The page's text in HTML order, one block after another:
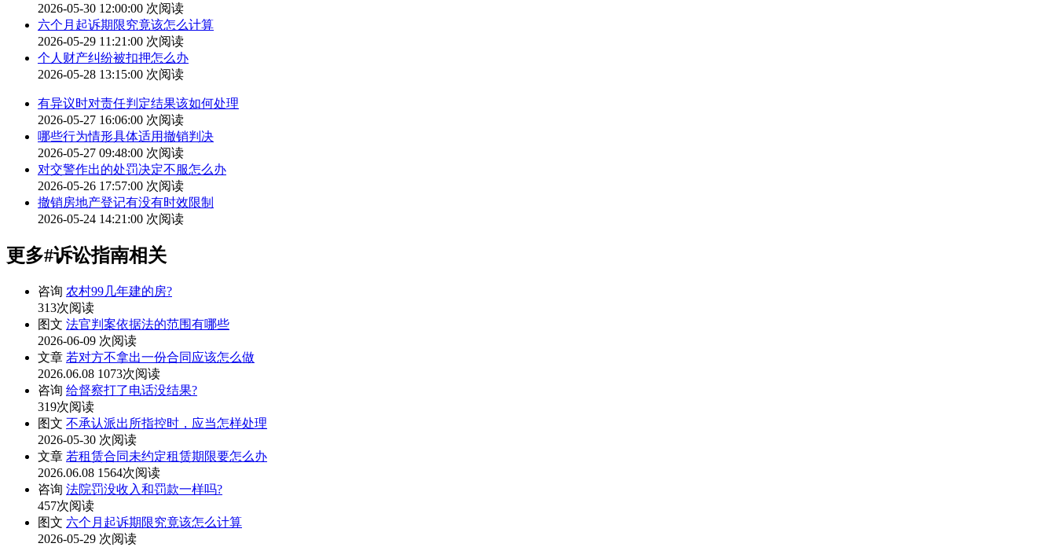
2026-05-30 12:00:00 次阅读
六个月起诉期限究竟该怎么计算
2026-05-29 11:21:00 次阅读
个人财产纠纷被扣押怎么办
2026-05-28 13:15:00 次阅读
有异议时对责任判定结果该如何处理
2026-05-27 16:06:00 次阅读
哪些行为情形具体适用撤销判决
2026-05-27 09:48:00 次阅读
对交警作出的处罚决定不服怎么办
2026-05-26 17:57:00 次阅读
撤销房地产登记有没有时效限制
2026-05-24 14:21:00 次阅读
更多#诉讼指南相关
咨询 农村99几年建的房?
313次阅读
图文 法官判案依据法的范围有哪些
2026-06-09 次阅读
文章 若对方不拿出一份合同应该怎么做
2026.06.08 1073次阅读
咨询 给督察打了电话没结果?
319次阅读
图文 不承认派出所指控时，应当怎样处理
2026-05-30 次阅读
文章 若租赁合同未约定租赁期限要怎么办
2026.06.08 1564次阅读
咨询 法院罚没收入和罚款一样吗?
457次阅读
图文 六个月起诉期限究竟该怎么计算
2026-05-29 次阅读